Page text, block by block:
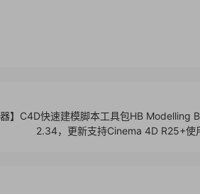
器】C4D快速建模脚本工具包HB Modelling
2.34，更新支持Cinema 4D R25+使